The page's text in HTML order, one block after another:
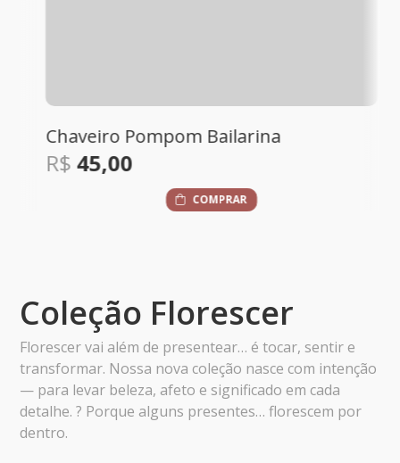
Chaveiro Pompom Bailarina
R$45,00
COMPRAR
Coleção Florescer
Florescer vai além de presentear… é tocar, sentir e
transformar. Nossa nova coleção nasce com intenção
— para levar beleza, afeto e significado em cada
detalhe. ? Porque alguns presentes… florescem por
dentro.